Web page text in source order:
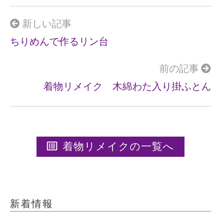
o
o
k
新しい記事
ちりめんで作るリン台
前の記事
着物リメイク 木綿わた入り掛ふとん
着物リメイクの一覧へ
新着情報